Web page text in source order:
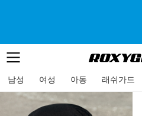
메뉴
로고
남성 여성 아동 래쉬가드